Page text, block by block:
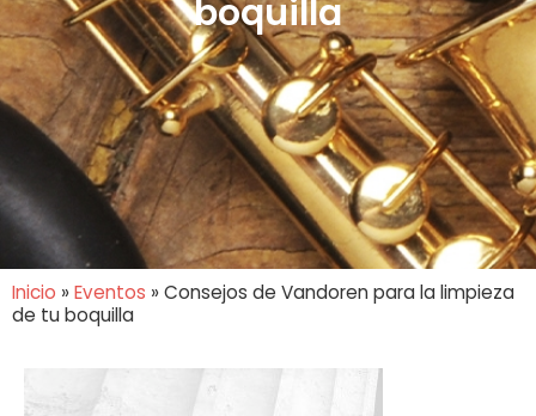
boquilla
Inicio »Eventos »Consejos de Vandoren para la limpieza
de tu boquilla